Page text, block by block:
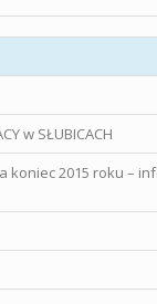
w SŁUBICACH
koniec 2015 roku –